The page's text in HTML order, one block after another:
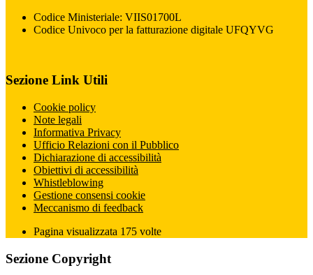
Codice Ministeriale: VIIS01700L
Codice Univoco per la fatturazione digitale UFQYVG
Sezione Link Utili
Cookie policy
Note legali
Informativa Privacy
Ufficio Relazioni con il Pubblico
Dichiarazione di accessibilità
Obiettivi di accessibilità
Whistleblowing
Gestione consensi cookie
Meccanismo di feedback
Pagina visualizzata 175 volte
Sezione Copyright